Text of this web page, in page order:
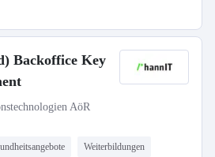
Backoffice Key
AöR
Weiterbildungen